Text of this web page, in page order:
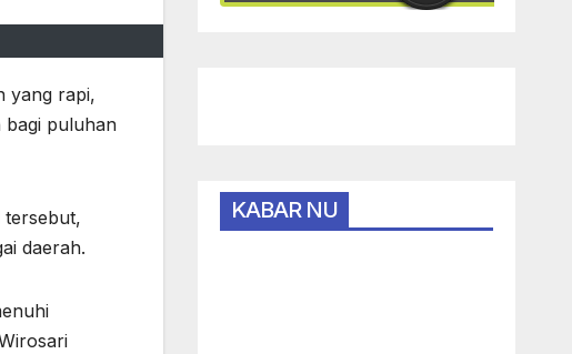
yang rapi,
bagi puluhan
tersebut,
daerah.
KABAR NU